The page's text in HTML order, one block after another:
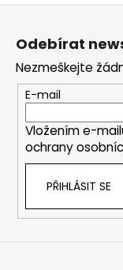
Z
Odebírat
Nezmeškejte
E-mail
Vložením e-
ochrany
PŘIHLÁSIT SE